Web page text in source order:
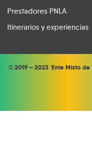
Prestadores PNLA
Itinerarios y experiencias
©2019 – 2023 Ente Mixto